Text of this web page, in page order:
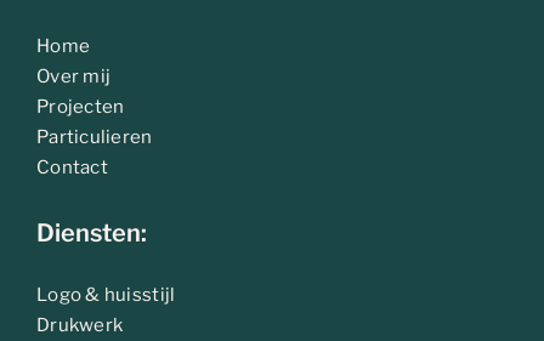
Home
Over mij
Projecten
Particulieren
Contact
Diensten:
Logo & huisstijl
Drukwerk